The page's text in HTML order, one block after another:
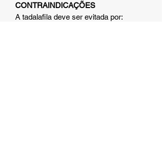
CONTRAINDICAÇÕES
A tadalafila deve ser evitada por: